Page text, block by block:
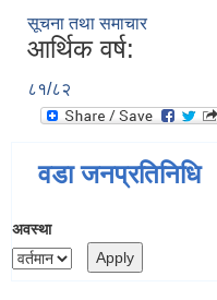
सूचना तथा समाचार
आर्थिक वर्ष:
८१/८२
वडा जनप्रतिनिधि
अवस्था